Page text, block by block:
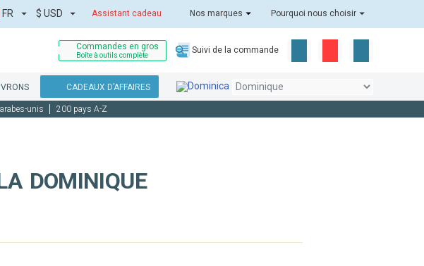
Assistant cadeau Nos marques Pourquoi nous choisir
FR $ USD
Commandes en gros
Boîte à outils complète
Suivi de la commande
CADEAUX D’AFFAIRES
unis 200 pays A-Z
DOMINIQUE